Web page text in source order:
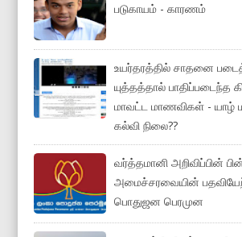
படுகாயம் - காரணம்
உயர்தரத்தில் சாதனை
யுத்தத்தால் பாதிப்படைந்த
மாவட்ட மாணவிகள் - யாழ்
கல்வி நிலை??
வர்த்தமானி அறிவிப்பின்
அமைச்சரவையின்
பொதுஜன பெரமுன